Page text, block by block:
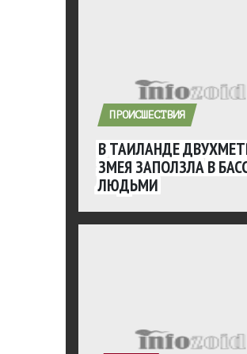
ПРОИСШЕСТВИЯ
В ТАИЛАНДЕ
ЗМЕЯ ЗАПОЛЗЛА В
ЛЮДЬМИ